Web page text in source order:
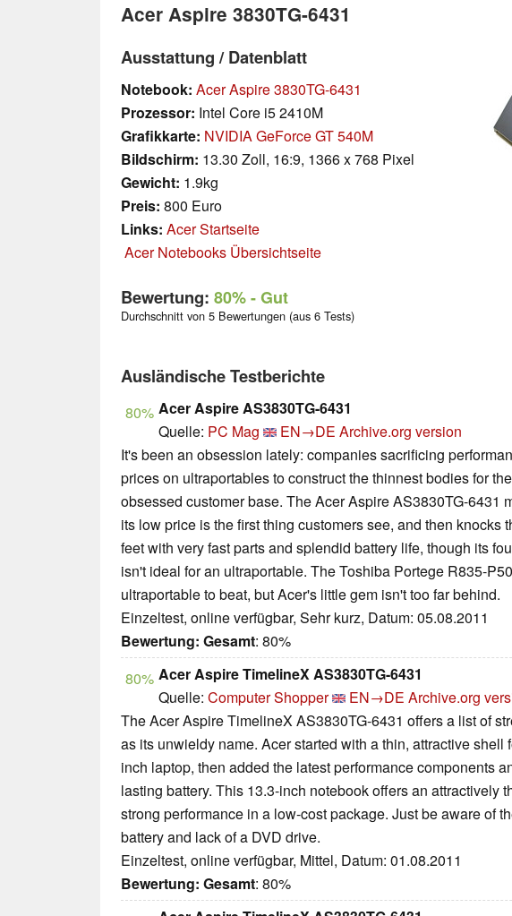
Acer Aspire 3830TG-6431
Ausstattung / Datenblatt
Notebook: Acer Aspire 3830TG-6431
Prozessor: Intel Core i5 2410M
Grafikkarte: NVIDIA GeForce GT 540M
Bildschirm: 13.30 Zoll, 16:9, 1366 x 768 Pixel
Gewicht: 1.9kg
Preis: 800 Euro
Links: Acer Startseite
Acer Notebooks Übersichtseite
Bewertung: 80%- Gut
Durchschnitt von 5 Bewertungen (aus 6 Tests)
Ausländische Testberichte
80% Acer Aspire AS3830TG-6431
Quelle: PC Mag EN→DE Archive.org version
It's been an obsession lately: companies sacrificing
prices on ultraportables to construct the thinnest bodies for
obsessed customer base. The Acer Aspire AS3830TG-6431
its low price is the first thing customers see, and then knocks
feet with very fast parts and splendid battery life, though its
isn't ideal for an ultraportable. The Toshiba Portege R835-
ultraportable to beat, but Acer's little gem isn't too far behind.
Einzeltest, online verfügbar, Sehr kurz, Datum: 05.08.2011
Bewertung: Gesamt: 80%
80% Acer Aspire TimelineX AS3830TG-6431
Quelle: Computer Shopper EN→DE Archive.org
The Acer Aspire TimelineX AS3830TG-6431 offers a list of
as its unwieldy name. Acer started with a thin, attractive shell
inch laptop, then added the latest performance components
lasting battery. This 13.3-inch notebook offers an attractively
strong performance in a low-cost package. Just be aware of
battery and lack of a DVD drive.
Einzeltest, online verfügbar, Mittel, Datum: 01.08.2011
Bewertung: Gesamt: 80%